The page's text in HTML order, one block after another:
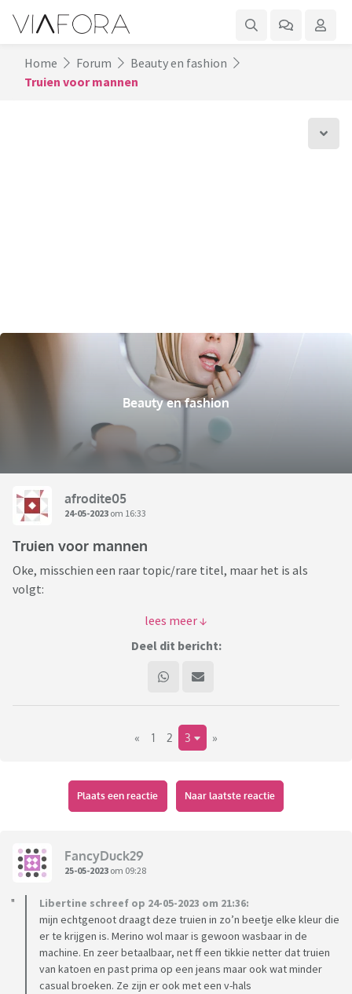
Home Forum
Beauty en fashion
Truien voor mannen
Beauty en fashion
afrodite05
24-05-2023 om 16:33
Truien voor mannen
Oke, misschien een raar topic/rare titel, maar het is als
volgt:
Mijn man heeft nogal moeite met geschikte truien vinden.
Zijn oplossing: gewoon niet meer zoeken. Ik heb tijd teveel
Daarnaast heeft hij een zweetprobleem, waardoor truien en
shirts snel stinken, echt naar puberzweet. Zijn shirts kunnen
na een paar keer wassen op 60 graden wel weer prima mee,
maar zijn (fijngebreide) truien (simpele basic truien met v-
wassen. In een poging tot die truien redden, heb ik ze in een
emmer met biotex gegooid, hopelijk helpt dat ook genoeg.
capuchonvesten, maar ik vind dat niet (meer) bij zijn leeftijd
en functie passen. Ik heb leerlingen die in exact dezelfde
stinken. Dat klopt ook niet helemaal, want die truien en
vesten gooi ik in de droger, dus die ruiken niet naar oud water,
de fijngebreide truien ruiken soms wel omdat die niet in de
droger mogen. Dan begin je al met een stinkende trui. Alle
truien (capuchon en fijngebreid) zijn overigens van minstens
Deel dit bericht:
« 1 2 3 »
Plaats een reactie Naar laatste reactie
FancyDuck29
25-05-2023 om 09:28
Libertine schreef op 24-05-2023 om 21:36:
mijn echtgenoot draagt deze truien in zo’n beetje elke kleur die
er te krijgen is. Merino wol maar is gewoon wasbaar in de
machine. En zeer betaalbaar, net ff een tikkie netter dat truien
van katoen en past prima op een jeans maar ook wat minder
casual broeken. Ze zijn er ook met een v-hals